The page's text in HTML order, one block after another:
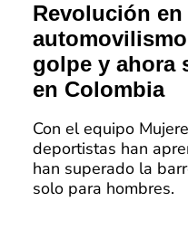
Revolución en
golpe y ahora
en Colombia
Con el equipo
deportistas han
han superado la
solo para hombres.